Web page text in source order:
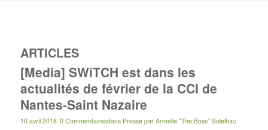
ARTICLES
[Media] SWiTCH est dans les
actualités de février de la CCI de
Nantes-Saint Nazaire
10 avril 2018 0 Commentairesdans Presse par Armelle "The Boss" Solelhac